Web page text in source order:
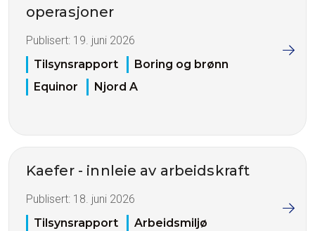
operasjoner
Publisert: 19. juni 2026
Tilsynsrapport
Boring og brønn
Equinor
Njord A
Kaefer - innleie av arbeidskraft
Publisert: 18. juni 2026
Tilsynsrapport
Arbeidsmiljø